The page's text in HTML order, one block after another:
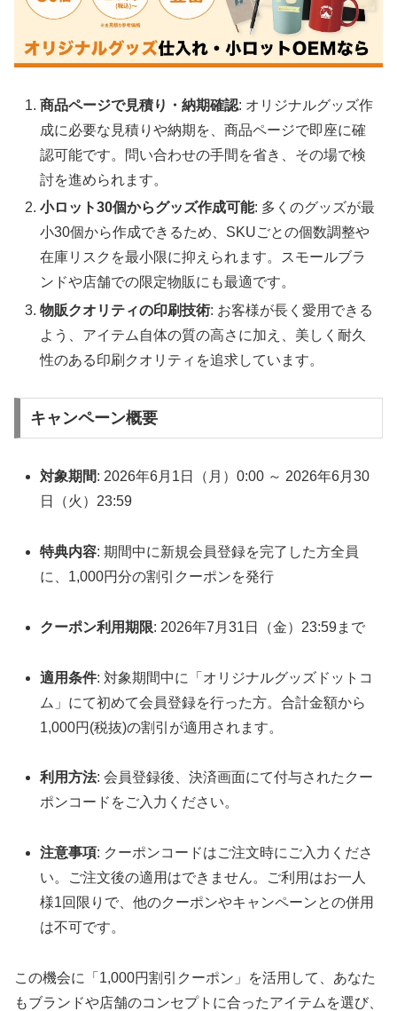
商品ページで見積り・納期確認: オリジナルグッズ作
成に必要な見積りや納期を、商品ページで即座に確
認可能です。問い合わせの手間を省き、その場で検
討を進められます。
小ロット30個からグッズ作成可能: 多くのグッズが最
小30個から作成できるため、SKUごとの個数調整や
在庫リスクを最小限に抑えられます。スモールブラ
ンドや店舗での限定物販にも最適です。
物販クオリティの印刷技術: お客様が長く愛用できる
よう、アイテム自体の質の高さに加え、美しく耐久
性のある印刷クオリティを追求しています。
キャンペーン概要
対象期間: 2026年6月1日（月）0:00 ～ 2026年6月30
日（火）23:59
特典内容: 期間中に新規会員登録を完了した方全員
に、1,000円分の割引クーポンを発行
クーポン利用期限: 2026年7月31日（金）23:59まで
適用条件: 対象期間中に「オリジナルグッズドットコ
ム」にて初めて会員登録を行った方。合計金額から
1,000円(税抜)の割引が適用されます。
利用方法: 会員登録後、決済画面にて付与されたクー
ポンコードをご入力ください。
注意事項: クーポンコードはご注文時にご入力くださ
い。ご注文後の適用はできません。ご利用はお一人
様1回限りで、他のクーポンやキャンペーンとの併用
は不可です。
この機会に「1,000円割引クーポン」を活用して、あなた
もブランドや店舗のコンセプトに合ったアイテムを選び、